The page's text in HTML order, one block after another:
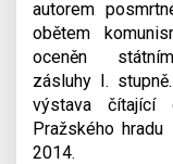
autorem
obětem
oceněn
zásluhy I.
výstava čítající
Pražského
2014.